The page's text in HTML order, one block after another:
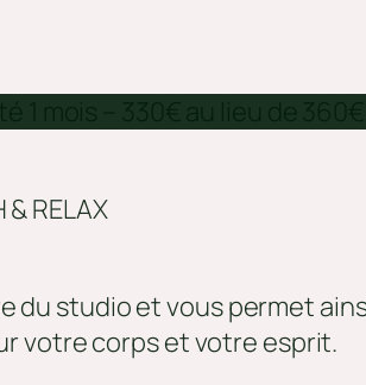
RELAX
studio et vous permet
votre corps et votre esprit.